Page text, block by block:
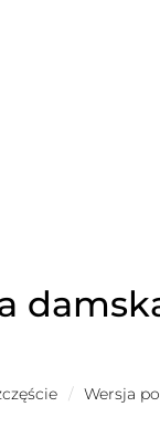
/ Wersja